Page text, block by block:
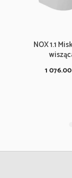
NOX 1.1
1 076.00